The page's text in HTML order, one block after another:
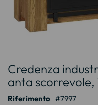
all'inizio
della
galleria
di
Credenza
anta scorrevole,
Riferimento 7997